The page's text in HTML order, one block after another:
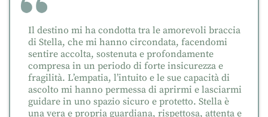
Il destino mi ha condotta tra le amorevoli braccia
di Stella, che mi hanno circondata, facendomi
sentire accolta, sostenuta e profondamente
compresa in un periodo di forte insicurezza e
fragilità. L’empatia, l’intuito e le sue capacità di
ascolto mi hanno permessa di aprirmi e lasciarmi
guidare in uno spazio sicuro e protetto. Stella è
una vera e propria guardiana, rispettosa, attenta e